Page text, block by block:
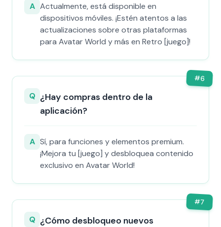
A Actualmente, está disponible en
dispositivos móviles. ¡Estén atentos a las
actualizaciones sobre otras plataformas
para Avatar World y más en Retro [juego]!
#6
Q ¿Hay compras dentro de la
aplicación?
A Sí, para funciones y elementos premium.
¡Mejora tu [juego] y desbloquea contenido
exclusivo en Avatar World!
#7
Q ¿Cómo desbloqueo nuevos